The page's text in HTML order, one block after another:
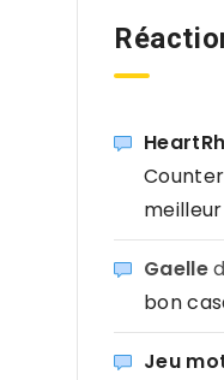
meilleur
Gaelle
bon
Jeu